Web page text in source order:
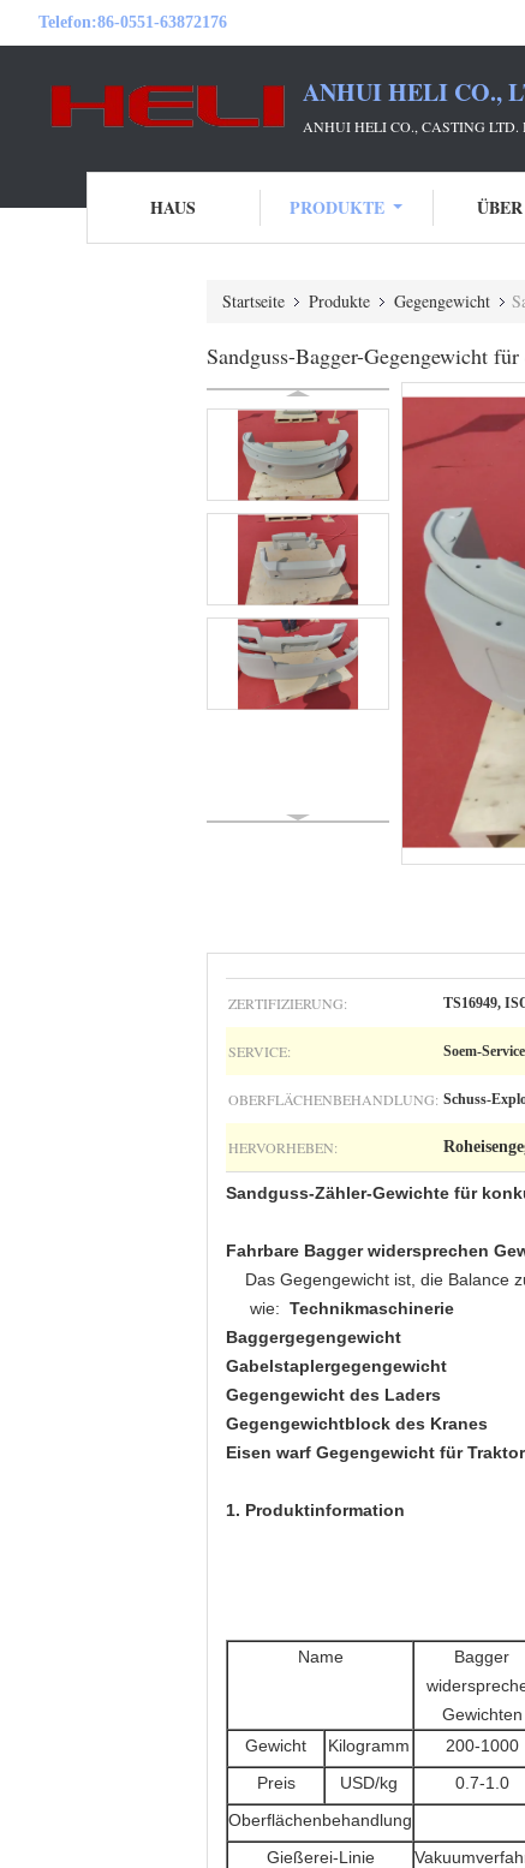
Telefon:86-0551-63872176
ANHUI HELI CO.,
ANHUI HELI CO., CASTING
HAUS PRODUKTE
Startseite Produkte Gegengewicht
Sandguss-Bagger-Gegengewicht
ZERTIFIZIERUNG: TS16949,
SERVICE: Soem-
OBERFLÄCHENBEHANDLUNG: Schuss-
HERVORHEBEN:
Sandguss-Zähler-Gewichte für
Fahrbare Bagger widersprechen
Das Gegengewicht ist, die Balance
wie: Technikmaschinerie
Baggergegengewicht
Gabelstaplergegengewicht
Gegengewicht des Laders
Gegengewichtblock des Kranes
Eisen warf Gegengewicht für Traktor
1. Produktinformation
Name
Bagger
Gewichten
Gewicht Kilogramm 200-1000
Preis
USD/kg 0.7-1.0
Oberflächenbehandlung
Gießerei-Linie